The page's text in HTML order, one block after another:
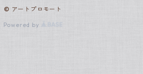
＝ロートレック
© アートプロモート
Powered by